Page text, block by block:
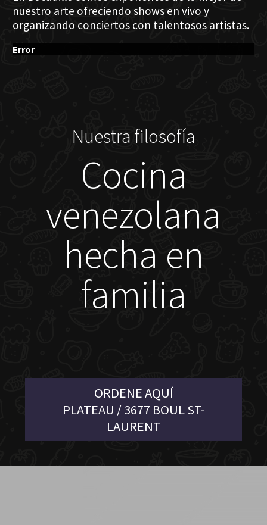
nuestro arte ofreciendo shows en vivo y
organizando conciertos con talentosos artistas.
Error
Nuestra filosofía
Cocina
venezolana
hecha en
familia
ORDENE AQUÍ
PLATEAU / 3677 BOUL ST-
LAURENT